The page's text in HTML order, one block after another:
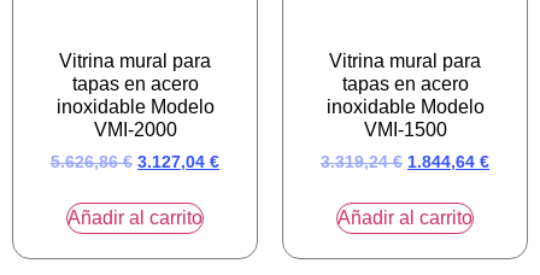
Vitrina mural para
tapas en acero
inoxidable Modelo
VMI-2000
5.626,86€ 3.127,04 €
Añadir al carrito
Vitrina mural para
tapas en acero
inoxidable Modelo
VMI-1500
3.319,24€ 1.844,64 €
Añadir al carrito